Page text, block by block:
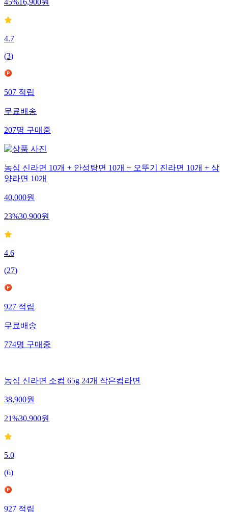
45%16,900원
4.7
(3)
507적립
무료배송
207명구매중
농심 신라면 10개 + 안성탕면 10개 + 오뚜기 진라면 10개 + 삼
양라면 10개
40,000원
23%30,900원
4.6
(27)
927적립
무료배송
774명구매중
농심 신라면 소컵 65g 24개 작은컵라면
38,900원
21%30,900원
5.0
(6)